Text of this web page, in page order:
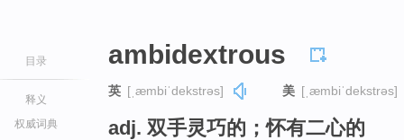
目录
释义
权威词典
ambidextrous
英 [ˌæmbiˈdekstrəs] 美 [ˌæmbiˈdekstrəs]
adj. 双手灵巧的；怀有二心的